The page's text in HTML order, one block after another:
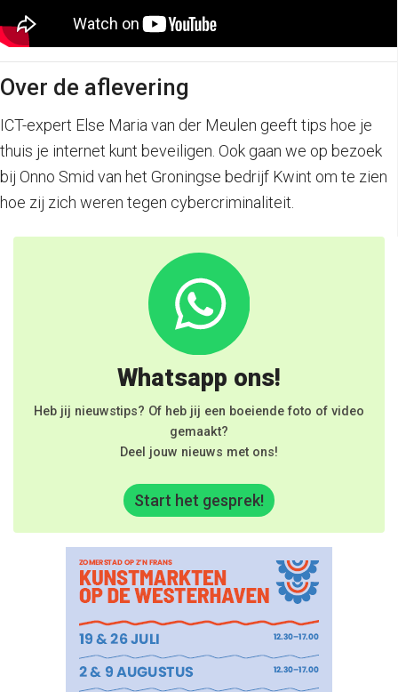
Over de aflevering
ICT-expert Else Maria van der Meulen geeft tips hoe je
thuis je internet kunt beveiligen. Ook gaan we op bezoek
bij Onno Smid van het Groningse bedrijf Kwint om te zien
hoe zij zich weren tegen cybercriminaliteit.
Whatsapp ons!
Heb jij nieuwstips? Of heb jij een boeiende foto of video
gemaakt?
Deel jouw nieuws met ons!
Start het gesprek!